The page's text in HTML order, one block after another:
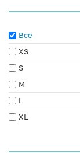
Все
XS
S
M
L
XL